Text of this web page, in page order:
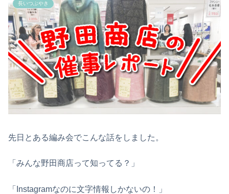
長いつぶやき
先日とある編み会でこんな話をしました。
「みんな野田商店って知ってる？」
「Instagramなのに文字情報しかないの！」